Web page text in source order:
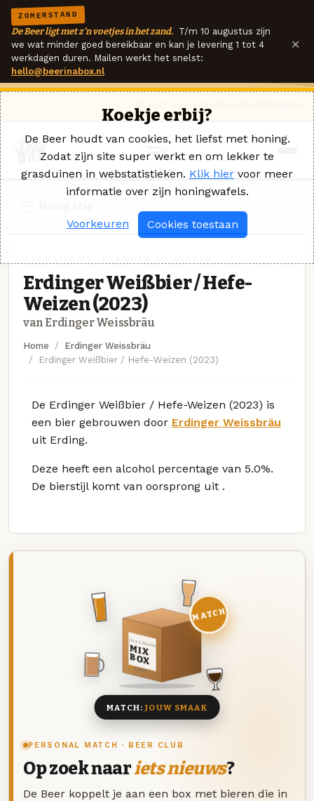
ZOMERSTAND
De Beer ligt met z'n voetjes in het zand. T/m 10 augustus zijn
we wat minder goed bereikbaar en kan je levering 1 tot 4
werkdagen duren. Mailen werkt het snelst:
hello@beerinabox.nl
×
Erdinger Weißbier / Hefe-
Weizen (2023)
van Erdinger Weissbräu
Home
Erdinger Weissbräu
Erdinger Weißbier / Hefe-Weizen (2023)
De Erdinger Weißbier / Hefe-Weizen (2023) is
een bier gebrouwen door Erdinger Weissbräu
uit Erding.
Deze heeft een alcohol percentage van 5.0%.
De bierstijl komt van oorsprong uit .
PERSONAL MATCH · BEER CLUB
Op zoek naariets nieuws?
De Beer koppelt je aan een box met bieren die in
DEZE MAAND
MIX
BOX
8 BIEREN
MATCH
MATCH:JOUW SMAAK
Koekje erbij?
De Beer houdt van cookies, het liefst met honing.
Zodat zijn site super werkt en om lekker te
grasduinen in webstatistieken. Klik hier voor meer
informatie over zijn honingwafels.
Voorkeuren Cookies toestaan